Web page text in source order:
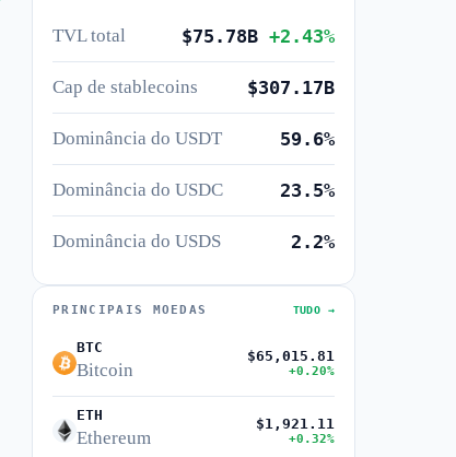
TVL total $75.78B +2.43%
Cap de stablecoins $307.17B
Dominância do USDT 59.6%
Dominância do USDC 23.5%
Dominância do USDS 2.2%
PRINCIPAIS MOEDAS TUDO →
BTC
Bitcoin
$65,015.81
+0.20%
ETH
Ethereum
$1,921.11
+0.32%